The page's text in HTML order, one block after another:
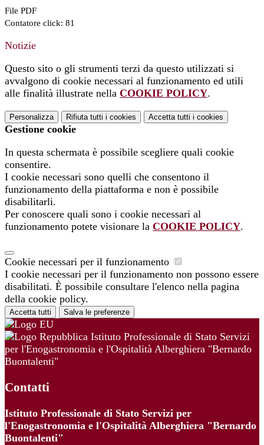
File PDF
Contatore click: 81
Notizie
Questo sito o gli strumenti terzi da questo utilizzati si
avvalgono di cookie necessari al funzionamento ed utili
alle finalità illustrate nella COOKIE POLICY.
Personalizza Rifiuta tutti i cookies Accetta tutti i cookies
Gestione cookie
In questa schermata è possibile scegliere quali cookie
consentire.
I cookie necessari sono quelli che consentono il
funzionamento della piattaforma e non è possibile
disabilitarli.
Per conoscere quali sono i cookie necessari al
funzionamento potete visionare la COOKIE POLICY.
Cookie necessari per il funzionamento
I cookie necessari per il funzionamento non possono essere
disabilitati. È possibile consultare l'elenco nella pagina
della cookie policy.
Accetta tutti Salva le preferenze
Istituto Professionale di Stato Servizi
per l'Enogastronomia e l'Ospitalità Alberghiera "Bernardo
Buontalenti"
Contatti
Istituto Professionale di Stato Servizi per
l'Enogastronomia e l'Ospitalità Alberghiera "Bernardo
Buontalenti"